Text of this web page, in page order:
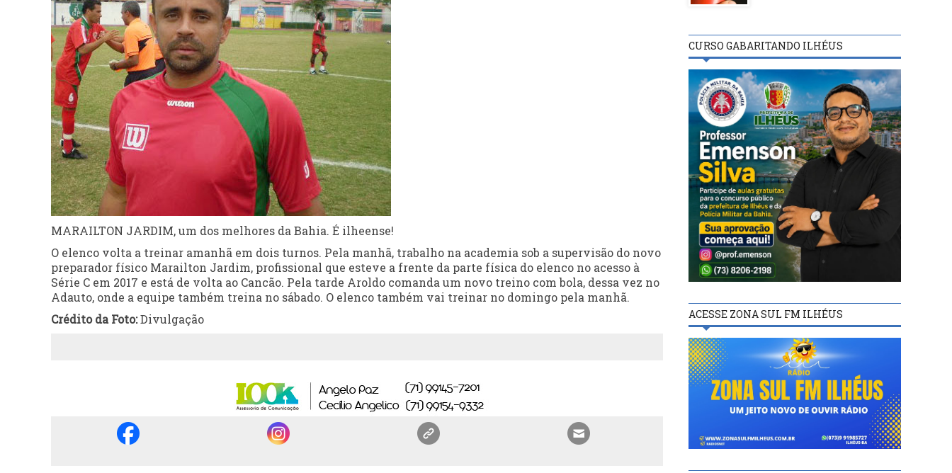
MARAILTON JARDIM, um dos melhores da Bahia. É ilheense!
O elenco volta a treinar amanhã em dois turnos. Pela manhã, trabalho na academia sob a supervisão do novo
preparador físico Marailton Jardim, profissional que esteve a frente da parte física do elenco no acesso à
Série C em 2017 e está de volta ao Cancão. Pela tarde Aroldo comanda um novo treino com bola, dessa vez no
Adauto, onde a equipe também treina no sábado. O elenco também vai treinar no domingo pela manhã.
Crédito da Foto:Divulgação
CURSO GABARITANDO ILHÉUS
ACESSE ZONA SUL FM ILHÉUS